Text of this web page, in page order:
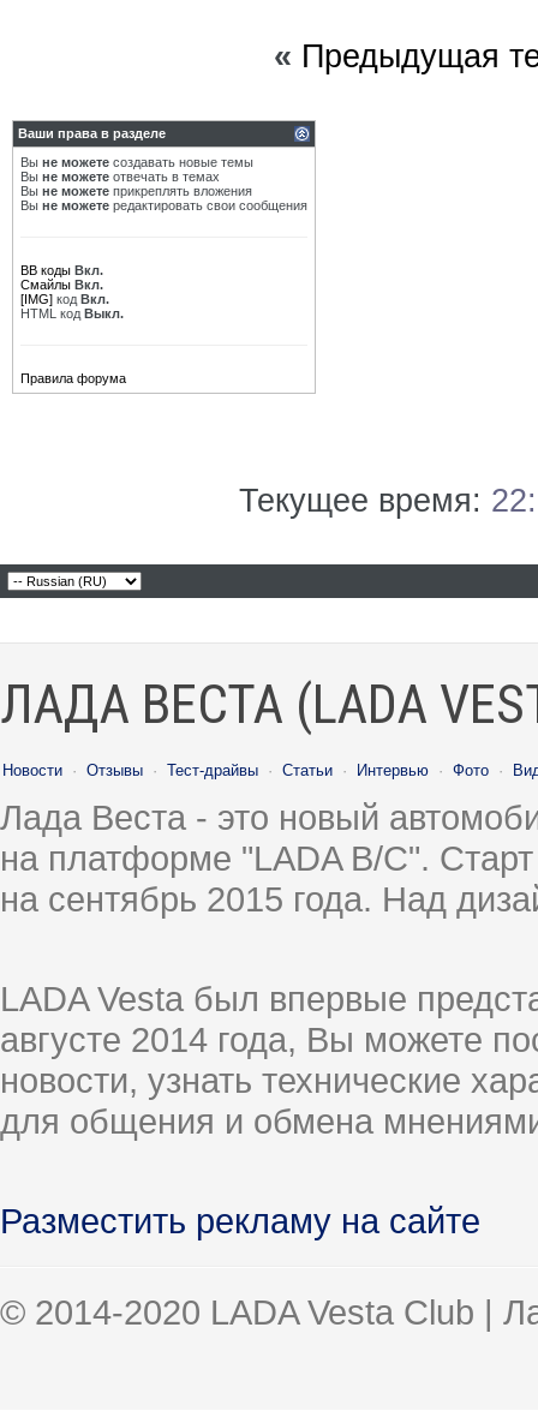
« Предыдущая
Ваши права в разделе
Вы не можете создавать новые темы
Вы не можете отвечать в темах
Вы не можете прикреплять вложения
Вы не можете редактировать свои сообщения
BB коды Вкл.
Смайлы Вкл.
[IMG] код Вкл.
HTML код Выкл.
Правила форума
Текущее время:
ЛАДА ВЕСТА (LADA
Новости · Отзывы · Тест-драйвы · Статьи · Интервью · Фото ·
Лада Веста - это новый
на платформе "LADA B/C".
на сентябрь 2015 года. Над
LADA Vesta был впервые
августе 2014 года, Вы можете
новости, узнать технические
для общения и обмена
Разместить рекламу на сайте
© 2014-2020 LADA Vesta Club |